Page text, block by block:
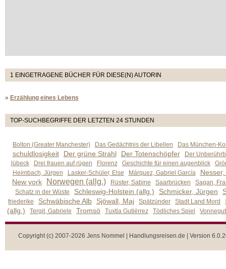
1 EINGETRAGENE BÜCHER FÜR DIESE(N) AUTORIN
» Erzählung eines Lebens
TOP-SUCHBEGRIFFE DER LETZTEN 24 STUNDEN
Bolton (Greater Manchester) Das Gedächtnis der Libellen Das München-
schuldlosigkeit Der grüne Strahl Der Totenschöpfer
Der
lübeck
Drei frauen auf rügen Florenz Geschichte für einen augenblick
Heimbach, Jürgen
Lasker-Schüler, Else Márquez, Gabriel García
New york
Norwegen (allg.) Rüster, Sabine Saarbrücken
Sagan,
Schatz in der Wüste
Schleswig-Holstein (allg.) Schmicker, Jürgen
friederike Schwäbische Alb Sjöwall, Maj Spätzünder Stadt Land Mord
(allg.) Tergit, Gabriele Tromsö Tuxtla Gutiérrez Tödliches Spiel
Copyright (c) 2007-2026 Jens Nommel | Handlungsreisen.de | Version